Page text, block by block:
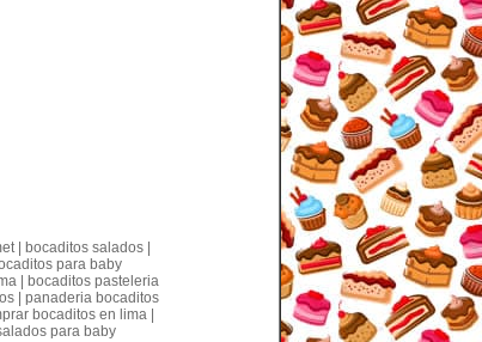
| bocaditos salados |
para baby
| bocaditos pasteleria
| panaderia bocaditos
bocaditos en lima |
para baby